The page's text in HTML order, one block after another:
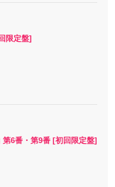
限定盤]
6番・第9番 [初回限定盤]